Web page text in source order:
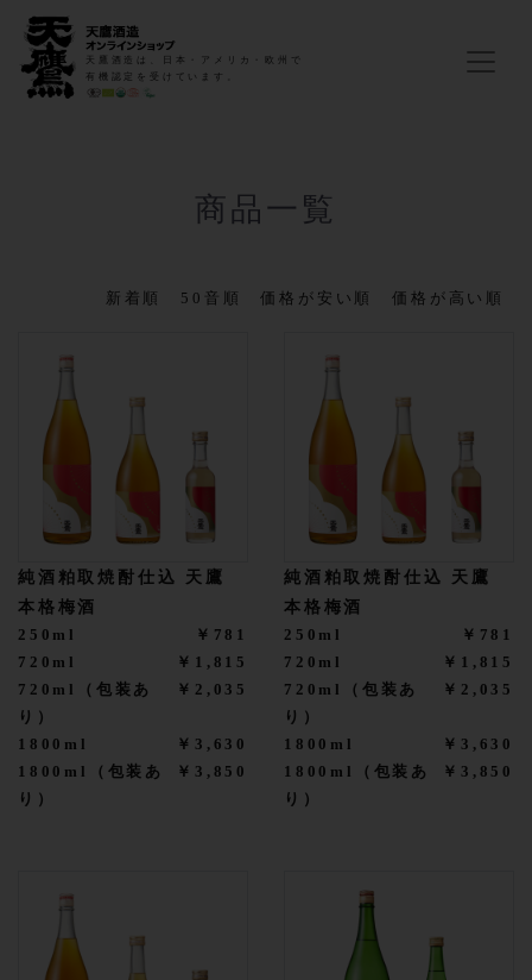
天鷹酒造は、日本・アメリカ・欧州で
有機認定を受けています。
商品一覧
新着順 50音順 価格が安い順 価格が高い順
純酒粕取焼酎仕込 天鷹
本格梅酒
250ml
￥781
720ml
￥1,815
720ml（包装あ
り）
￥2,035
1800ml
￥3,630
1800ml（包装あ
り）
￥3,850
純酒粕取焼酎仕込 天鷹
本格梅酒
250ml
￥781
720ml
￥1,815
720ml（包装あ
り）
￥2,035
1800ml
￥3,630
1800ml（包装あ
り）
￥3,850